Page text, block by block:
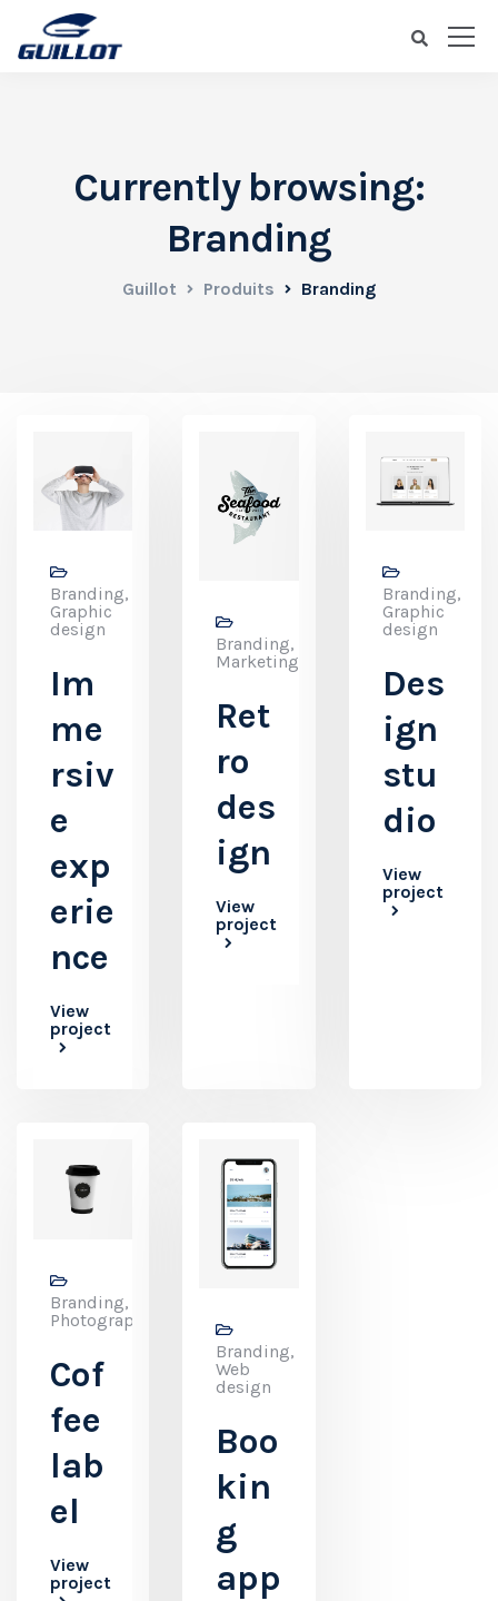
Currently browsing:
Branding
Guillot Produits Branding
Branding,
Graphic
design
Im
me
rsiv
e
exp
erie
nce
View
project
Branding,
Marketing
Ret
ro
des
ign
View
project
Branding,
Graphic
design
Des
ign
stu
dio
View
project
Branding,
Photography
Cof
fee
lab
el
View
project
Branding,
Web
design
Boo
kin
g
app